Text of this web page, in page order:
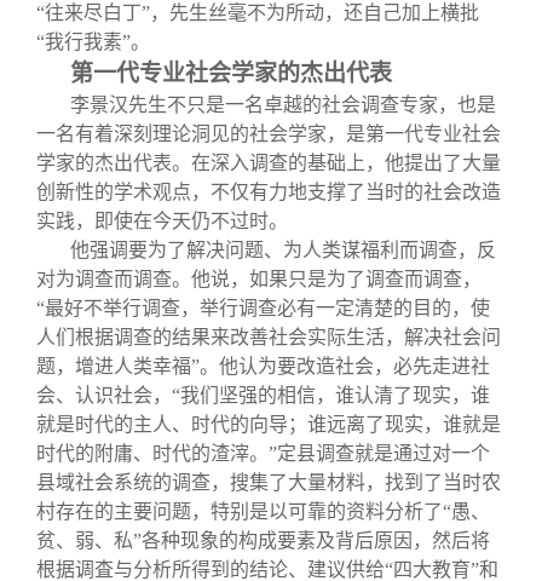
“往来尽白丁”，先生丝毫不为所动，还自己加上横批
“我行我素”。
第一代专业社会学家的杰出代表
李景汉先生不只是一名卓越的社会调查专家，也是
一名有着深刻理论洞见的社会学家，是第一代专业社会
学家的杰出代表。在深入调查的基础上，他提出了大量
创新性的学术观点，不仅有力地支撑了当时的社会改造
实践，即使在今天仍不过时。
他强调要为了解决问题、为人类谋福利而调查，反
对为调查而调查。他说，如果只是为了调查而调查，
“最好不举行调查，举行调查必有一定清楚的目的，使
人们根据调查的结果来改善社会实际生活，解决社会问
题，增进人类幸福”。他认为要改造社会，必先走进社
会、认识社会，“我们坚强的相信，谁认清了现实，谁
就是时代的主人、时代的向导；谁远离了现实，谁就是
时代的附庸、时代的渣滓。”定县调查就是通过对一个
县域社会系统的调查，搜集了大量材料，找到了当时农
村存在的主要问题，特别是以可靠的资料分析了“愚、
贫、弱、私”各种现象的构成要素及背后原因，然后将
根据调査与分析所得到的结论、建议供给“四大教育”和